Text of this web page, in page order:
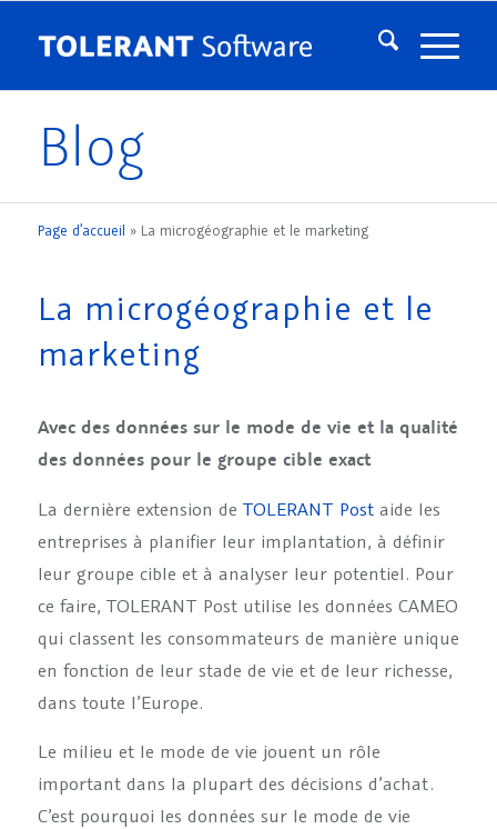
Blog
Page d’accueil » La microgéographie et le marketing
La microgéographie et le
marketing
Avec des données sur le mode de vie et la qualité
des données pour le groupe cible exact
La dernière extension de TOLERANT Postaide les
entreprises à planifier leur implantation, à définir
leur groupe cible et à analyser leur potentiel. Pour
ce faire, TOLERANT Post utilise les données CAMEO
qui classent les consommateurs de manière unique
en fonction de leur stade de vie et de leur richesse,
dans toute l’Europe.
Le milieu et le mode de vie jouent un rôle
important dans la plupart des décisions d’achat.
C’est pourquoi les données sur le mode de vie